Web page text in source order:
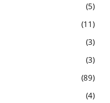
5
11
3
3
89
4